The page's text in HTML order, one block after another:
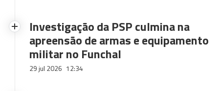
Investigação da PSP culmina na
apreensão de armas e equipamento
militar no Funchal
29 jul 2026 12:34